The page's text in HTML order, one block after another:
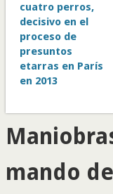
cuatro perros,
decisivo en el
proceso de
presuntos
etarras en París
en 2013
mando de